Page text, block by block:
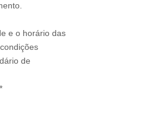
e o horário das
de